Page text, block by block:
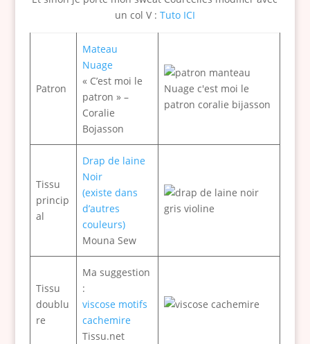
un col V : Tuto ICI
Patron
Mateau
Nuage
« C’est moi le
patron » –
Coralie
Bojasson
Tissu
princip
al
Drap de laine
Noir
(existe dans
d’autres
couleurs)
Mouna Sew
Tissu
doublu
re
Ma suggestion
:
viscose motifs
cachemire
Tissu.net